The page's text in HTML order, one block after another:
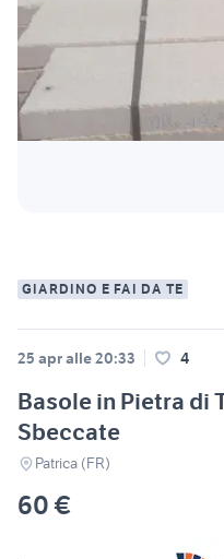
GIARDINO E FAI DA TE
25 apr alle 20:33 4
Basole in Pietra di
Sbeccate
Patrica (FR)
60 €